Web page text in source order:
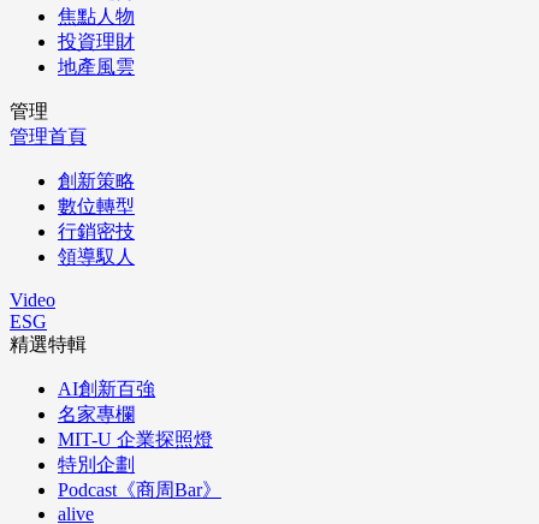
焦點人物
投資理財
地產風雲
管理
管理首頁
創新策略
數位轉型
行銷密技
領導馭人
Video
ESG
精選特輯
AI創新百強
名家專欄
MIT-U 企業探照燈
特別企劃
Podcast《商周Bar》
alive